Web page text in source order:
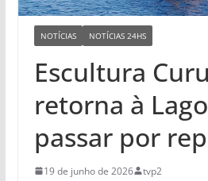
NOTÍCIAS NOTÍCIAS 24HS
Escultura
retorna à
passar por
19 de junho de 2026 tvp2